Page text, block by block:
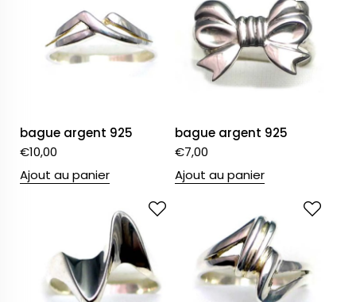
bague argent 925
€10,00
Ajout au panier
bague argent 925
€7,00
Ajout au panier